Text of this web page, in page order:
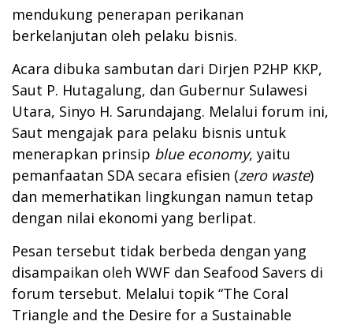
mendukung penerapan perikanan
berkelanjutan oleh pelaku bisnis.
Acara dibuka sambutan dari Dirjen P2HP KKP,
Saut P. Hutagalung, dan Gubernur Sulawesi
Utara, Sinyo H. Sarundajang. Melalui forum ini,
Saut mengajak para pelaku bisnis untuk
menerapkan prinsip blue economy, yaitu
pemanfaatan SDA secara efisien (zero waste)
dan memerhatikan lingkungan namun tetap
dengan nilai ekonomi yang berlipat.
Pesan tersebut tidak berbeda dengan yang
disampaikan oleh WWF dan Seafood Savers di
forum tersebut. Melalui topik “The Coral
Triangle and the Desire for a Sustainable